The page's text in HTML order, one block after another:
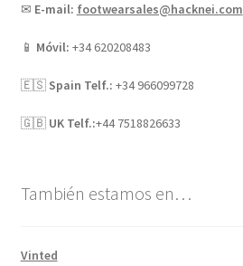
✉ E-mail: footwearsales@hacknei.com
📱 Móvil: +34 620208483
🇪🇸 Spain Telf.: +34 966099728
🇬🇧 UK Telf.:+44 7518826633
También estamos en…
Vinted